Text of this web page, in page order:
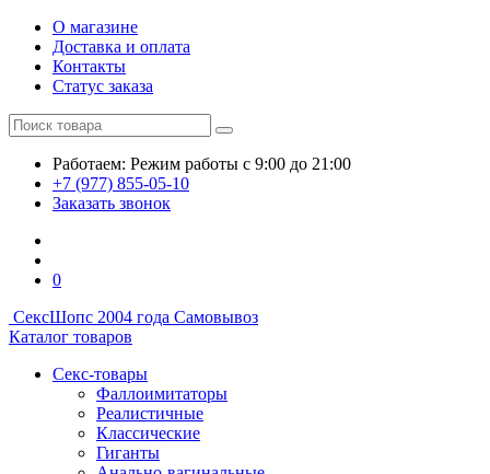
О магазине
Доставка и оплата
Контакты
Статус заказа
Работаем: Режим работы с 9:00 до 21:00
+7 (977) 855-05-10
Заказать звонок
0
СексШопс 2004 года Самовывоз
Каталог товаров
Секс-товары
Фаллоимитаторы
Реалистичные
Классические
Гиганты